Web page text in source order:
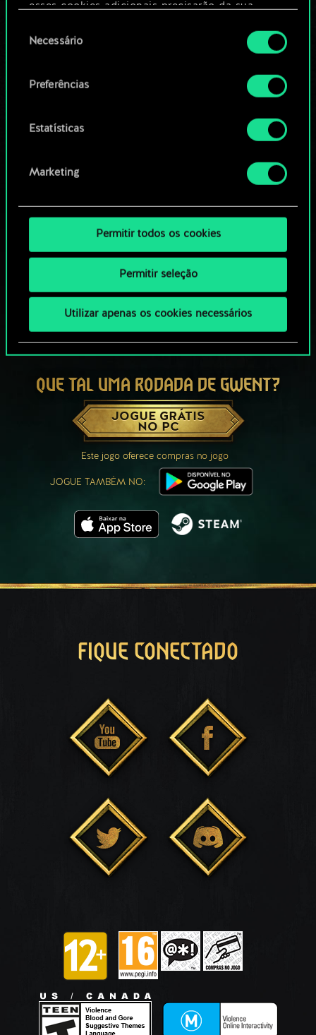
esses cookies adicionais precisarão da sua
Você encontrará todos os detalhes sobre o uso
de cookies e poderá ajustar as suas preferências
no menu "Configurações" abaixo.
deNecessário
Preferências
Estatísticas
Marketing
Permitir todos os cookies
Permitir seleção
Utilizar apenas os cookies necessários
Navegue pelos baralhos da
QUE TAL UMA RODADA DE GWENT?
JOGUE GRÁTIS
NO PC
Este jogo oferece compras no jogo
JOGUE TAMBÉM NO:
FIQUE CONECTADO